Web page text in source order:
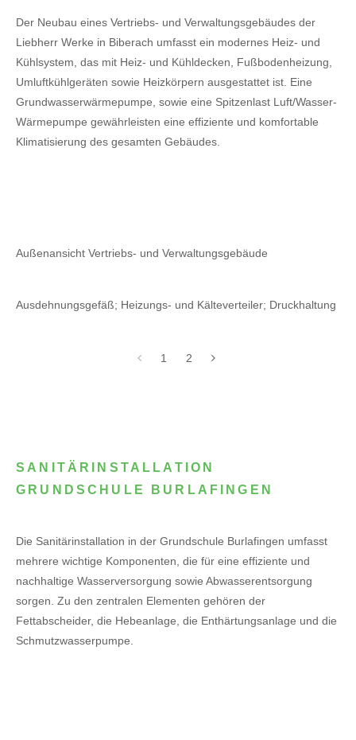
Der Neubau eines Vertriebs- und Verwaltungsgebäudes der
Liebherr Werke in Biberach umfasst ein modernes Heiz- und
Kühlsystem, das mit Heiz- und Kühldecken, Fußbodenheizung,
Umluftkühlgeräten sowie Heizkörpern ausgestattet ist. Eine
Grundwasserwärmepumpe, sowie eine Spitzenlast Luft/Wasser-
Wärmepumpe gewährleisten eine effiziente und komfortable
Klimatisierung des gesamten Gebäudes.
Außenansicht Vertriebs- und Verwaltungsgebäude
Ausdehnungsgefäß; Heizungs- und Kälteverteiler; Druckhaltung
1 2
SANITÄRINSTALLATION
GRUNDSCHULE BURLAFINGEN
Die Sanitärinstallation in der Grundschule Burlafingen umfasst
mehrere wichtige Komponenten, die für eine effiziente und
nachhaltige Wasserversorgung sowie Abwasserentsorgung
sorgen. Zu den zentralen Elementen gehören der
Fettabscheider, die Hebeanlage, die Enthärtungsanlage und die
Schmutzwasserpumpe.